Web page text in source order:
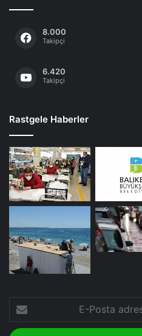
8.000
Takipçi
6.420
Takipçi
Rastgele Haberler
E-
Posta
adresinizi